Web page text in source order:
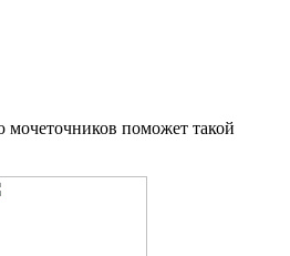
мочеточников поможет такой